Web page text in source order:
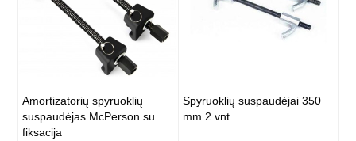
Amortizatorių spyruoklių
suspaudėjas McPerson su
fiksacija
Spyruoklių suspaudėjai 350
mm 2 vnt.